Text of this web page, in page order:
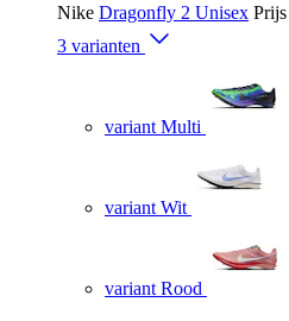
Nike Dragonfly 2 Unisex Prijs
3 varianten
variant Multi
variant Wit
variant Rood